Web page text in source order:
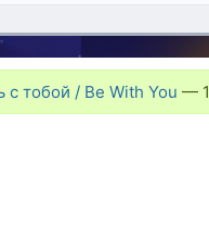
с тобой / Be With You —